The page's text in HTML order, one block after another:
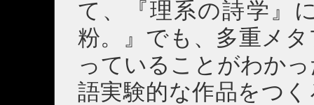
て、『理系の詩学』
粉。』でも、多重メ
っていることがわか
語実験的な作品をつ